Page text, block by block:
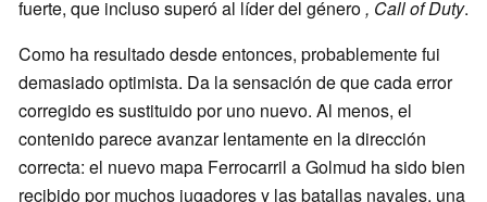
fuerte, que incluso superó al líder del género, Call of Duty.
Como ha resultado desde entonces, probablemente fui
demasiado optimista. Da la sensación de que cada error
corregido es sustituido por uno nuevo. Al menos, el
contenido parece avanzar lentamente en la dirección
correcta: el nuevo mapa Ferrocarril a Golmud ha sido bien
recibido por muchos jugadores y las batallas navales, una